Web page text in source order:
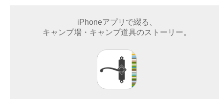
iPhoneアプリで綴る、
キャンプ場・キャンプ道具のストーリー。